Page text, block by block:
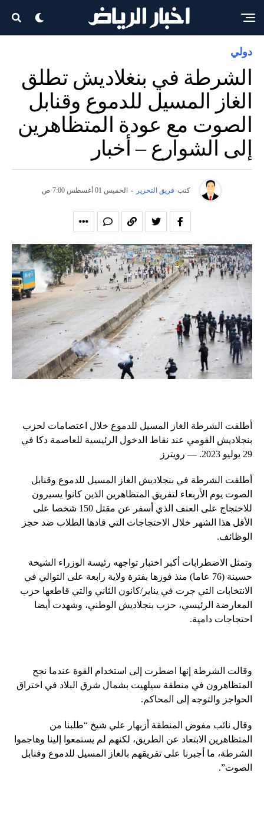
دولي
الشرطة في بنغلاديش تطلق
الغاز المسيل للدموع وقنابل
الصوت مع عودة المتظاهرين
إلى الشوارع – أخبار
كتب فريق التحرير - الخميس 01 أغسطس 7:00 ص
أطلقت الشرطة الغاز المسيل للدموع خلال اعتصامات لحزب
بنجلاديش القومي عند نقاط الدخول الرئيسية للعاصمة دكا في
29 يوليو 2023. — رويترز
أطلقت الشرطة في بنجلاديش الغاز المسيل للدموع وقنابل
الصوت يوم الأربعاء لتفريق المتظاهرين الذين كانوا يسيرون
للاحتجاج على العنف الذي أسفر عن مقتل 150 شخصا على
الأقل هذا الشهر خلال الاحتجاجات التي قادها الطلاب ضد حجز
الوظائف.
وتمثل الاضطرابات أكبر اختبار تواجهه رئيسة الوزراء الشيخة
حسينة (76 عاما) منذ فوزها بفترة ولاية رابعة على التوالي في
الانتخابات التي جرت في يناير/كانون الثاني والتي قاطعها حزب
المعارضة الرئيسي، حزب بنجلاديش الوطني، وشهدت أيضا
احتجاجات دامية.
وقالت الشرطة إنها اضطرت إلى استخدام القوة عندما نجح
المتظاهرون في منطقة سيلهيت بشمال شرق البلاد في اختراق
الحواجز والتوجه إلى المحاكم.
وقال نائب مفوض المنطقة أزبهار علي شيخ “طلبنا من
المتظاهرين الابتعاد عن الطريق، لكنهم لم يستمعوا إلينا وهاجموا
الشرطة، ما أجبرنا على تفريقهم بالغاز المسيل للدموع وقنابل
الصوت”.